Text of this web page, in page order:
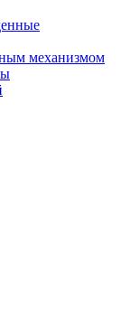
механизмом